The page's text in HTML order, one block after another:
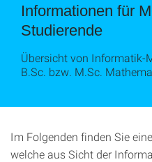
Informationen für
Studierende
Übersicht von Informatik-
B.Sc. bzw. M.Sc.
Im Folgenden finden Sie
welche aus Sicht der